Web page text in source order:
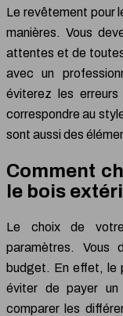
Le revêtement pour
manières. Vous
attentes et de
avec un
éviterez les
correspondre au
sont aussi des
Comment
le bois
Le choix de
paramètres. Vous
budget. En effet, le
éviter de payer
comparer les